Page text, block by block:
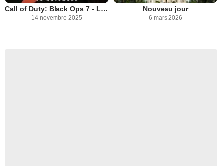
Call of Duty: Black Ops 7 - Le Replacer
14 novembre 2025
Nouveau jour
6 mars 2026